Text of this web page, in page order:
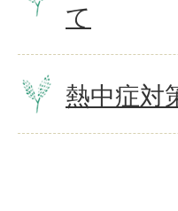
て
熱中症対